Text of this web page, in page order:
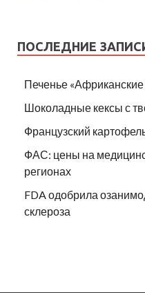
ПОСЛЕДНИЕ
Печенье
Шоколадные кексы с
Французский
ФАС: цены на
регионах
FDA одобрила
склероза